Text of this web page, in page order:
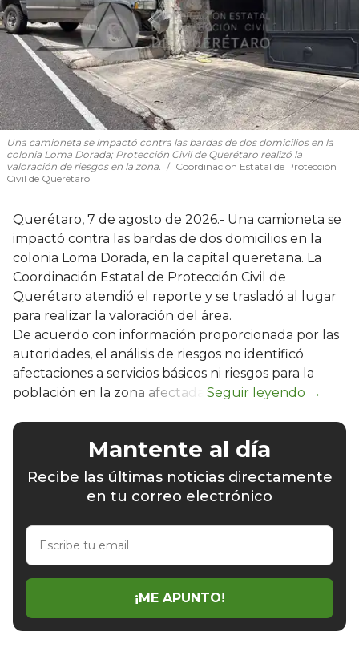
Una camioneta se impactó contra las bardas de dos domicilios en la
colonia Loma Dorada; Protección Civil de Querétaro realizó la
valoración de riesgos en la zona.
Coordinación Estatal de Protección
Civil de Querétaro
Querétaro, 7 de agosto de 2026.- Una camioneta se
impactó contra las bardas de dos domicilios en la
colonia Loma Dorada, en la capital queretana. La
Coordinación Estatal de Protección Civil de
Querétaro atendió el reporte y se trasladó al lugar
para realizar la valoración del área.
De acuerdo con información proporcionada por las
autoridades, el análisis de riesgos no identificó
afectaciones a servicios básicos ni riesgos para la
población en la zona afectada.
Mantente al día
Recibe las últimas noticias directamente
en tu correo electrónico
Escribe
email
¡ME APUNTO!